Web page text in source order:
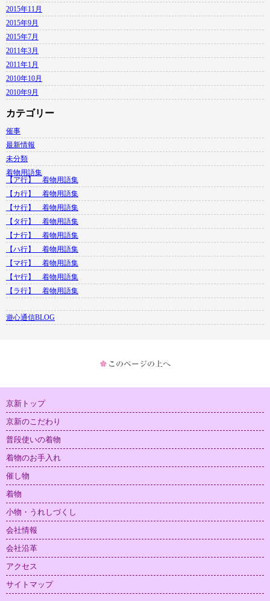
2015年11月
2015年9月
2015年7月
2011年3月
2011年1月
2010年10月
2010年9月
カテゴリー
催事
最新情報
未分類
着物用語集
【ア行】 着物用語集
【カ行】 着物用語集
【サ行】 着物用語集
【タ行】 着物用語集
【ナ行】 着物用語集
【ハ行】 着物用語集
【マ行】 着物用語集
【ヤ行】 着物用語集
【ラ行】 着物用語集
遊心通信BLOG
京新トップ
京新のこだわり
普段使いの着物
着物のお手入れ
催し物
着物
小物・うれしづくし
会社情報
会社沿革
アクセス
サイトマップ